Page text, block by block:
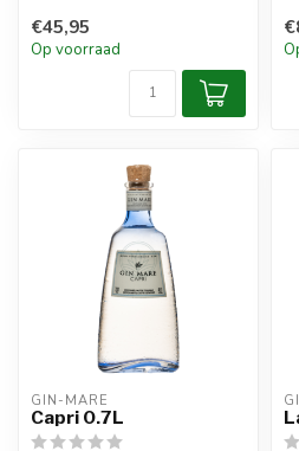
€45,95
Op voorraad
GIN-MARE
Capri 0.7L